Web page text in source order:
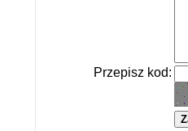
Przepisz kod: